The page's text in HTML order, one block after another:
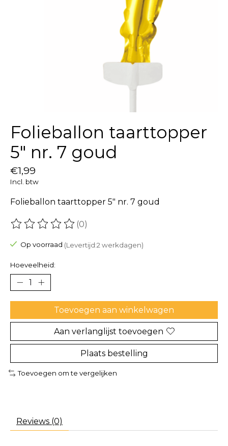
Folieballon taarttopper
5″ nr. 7 goud
€1,99
Incl. btw
Folieballon taarttopper 5″ nr. 7 goud
De beoordeling van dit product is
(0)
Op voorraad (Levertijd:2 werkdagen)
Hoeveelheid:
Toevoegen aan winkelwagen
Aan verlanglijst toevoegen
Plaats bestelling
Toevoegen om te vergelijken
Reviews (0)